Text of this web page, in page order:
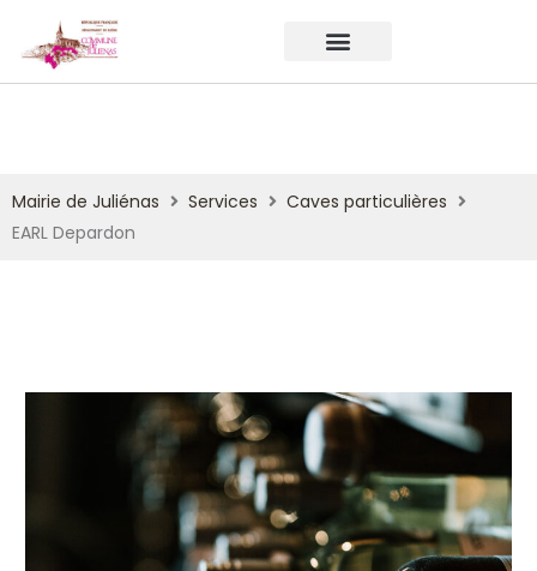
Mairie de Juliénas Services
Caves particulières
EARL Depardon